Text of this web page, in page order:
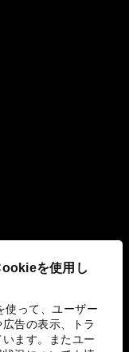
を使用し
使って、ユーザー
告の表示、トラ
ます。またユー